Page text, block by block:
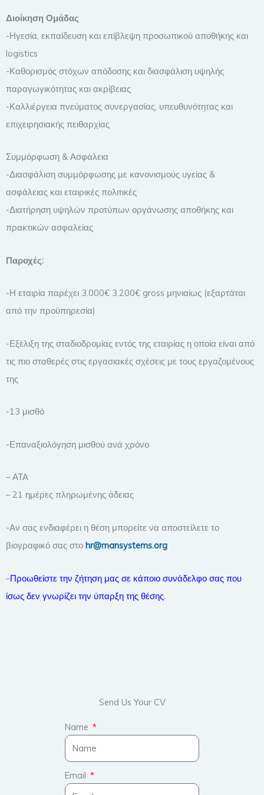
Διοίκηση Ομάδας
-Ηγεσία, εκπαίδευση και επίβλεψη προσωπικού αποθήκης και
logistics
-Καθορισμός στόχων απόδοσης και διασφάλιση υψηλής
παραγωγικότητας και ακρίβειας
-Καλλιέργεια πνεύματος συνεργασίας, υπευθυνότητας και
επιχειρησιακής πειθαρχίας
Συμμόρφωση & Ασφάλεια
-Διασφάλιση συμμόρφωσης με κανονισμούς υγείας &
ασφάλειας και εταιρικές πολιτικές
-Διατήρηση υψηλών προτύπων οργάνωσης αποθήκης και
πρακτικών ασφαλείας
Παροχές:
-Η εταιρία παρέχει 3.000€ 3.200€ gross μηνιαίως (εξαρτάται
από την προϋπηρεσία)
-Εξέλιξη της σταδιοδρομίας εντός της εταιρίας η οποία είναι από
τις πιο σταθερές στις εργασιακές σχέσεις με τους εργαζομένους
της
-13 μισθό
-Επαναξιολόγηση μισθού ανά χρόνο
– ΑΤΑ
– 21 ημέρες πληρωμένης άδειας
-Αν σας ενδιαφέρει η θέση μπορείτε να αποστείλετε το
βιογραφικό σας στο hr@mansystems.org
–Προωθείστε την ζήτηση μας σε κάποιο συνάδελφο σας που
ίσως δεν γνωρίζει την ύπαρξη της θέσης.
Send Us Your CV
Name
Email